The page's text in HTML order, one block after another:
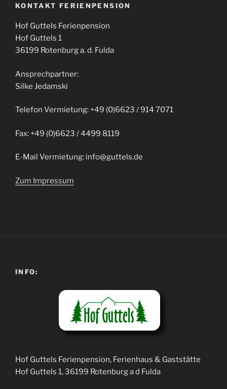
KONTAKT FERIENPENSION
Hof Guttels Ferienpension
Hof Guttels 1
36199 Rotenburg a. d. Fulda
Ansprechpartner:
Silke Jedamski
Telefon Vermietung: +49 (0)6623 / 914 7071
Fax: +49 (0)6623 / 4499 8119
E-Mail Vermietung: info@guttels.de
Zum Impressum
INFO:
Hof Guttels Ferienpension, Ferienhaus & Gaststätte
Hof Guttels 1, 36199 Rotenburg a d Fulda